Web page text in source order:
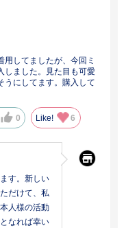
用してましたが、今回ミ
しました。見た目も可愛
うにしてます。購入して
0 Like! 6
す。新しい
だけて、私
人様の活動
なれば幸い